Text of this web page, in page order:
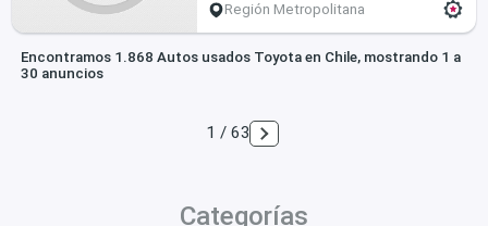
Región Metropolitana
Encontramos 1.868 Autos usados Toyota en Chile, mostrando 1 a
30 anuncios
1 / 63
Categorías